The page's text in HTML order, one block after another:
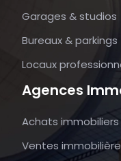
Garages & studios
Bureaux & parkings
Locaux
Agences
Achats immobiliers
Ventes